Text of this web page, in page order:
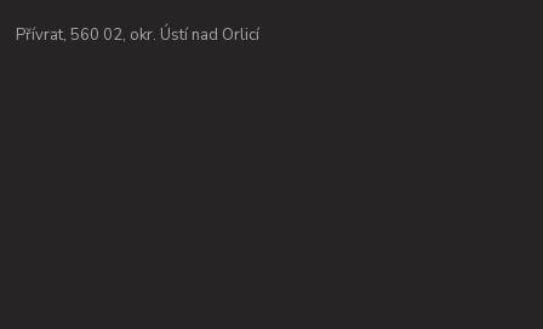
Přívrat, 560 02, okr. Ústí nad Orlicí